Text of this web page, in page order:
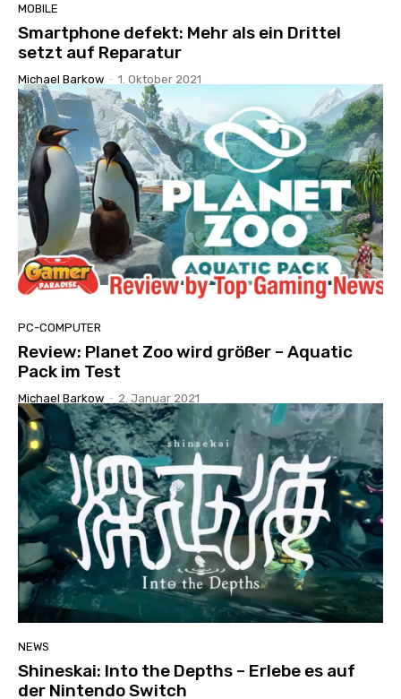
MOBILE
Smartphone defekt: Mehr als ein Drittel
setzt auf Reparatur
Michael Barkow - 1. Oktober 2021
PC-COMPUTER
Review: Planet Zoo wird größer – Aquatic
Pack im Test
Michael Barkow - 2. Januar 2021
NEWS
Shineskai: Into the Depths – Erlebe es auf
der Nintendo Switch